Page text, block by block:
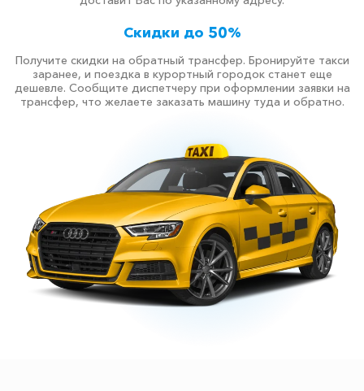
Скидки до 50%
Получите скидки на обратный трансфер. Бронируйте такси
заранее, и поездка в курортный городок станет еще
дешевле. Сообщите диспетчеру при оформлении заявки на
трансфер, что желаете заказать машину туда и обратно.